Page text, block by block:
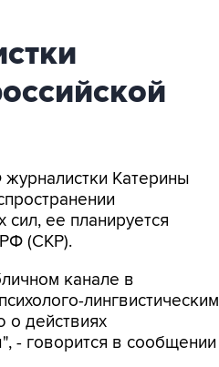
Катерины
ее планируется
(СКР).
канале в
лингвистическим
действиях
- говорится в сообщении